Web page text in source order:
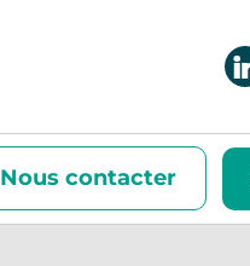
Nous contacter